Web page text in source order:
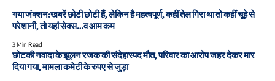
गया जंक्शन:खबरें छोटी छोटी हैं, लेकिन है महत्वपूर्ण, कहीं तेल गिरा था तो कहीं चूहे से
परेशानी, तो यहां सेक्स…व आम कम
3 Min Read
छोटकी नवादा के झूलन रजक की संदेहास्पद मौत, परिवार का आरोप जहर देकर मार
दिया गया, मामला कमेटी के रुपए से जुड़ा